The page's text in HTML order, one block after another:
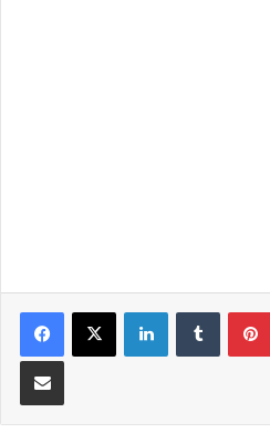
LinkedInTumblr
Partilhar Via Email